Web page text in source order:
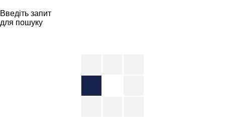
Введіть запит
для пошуку